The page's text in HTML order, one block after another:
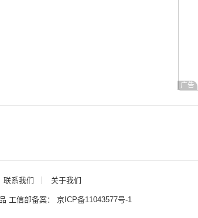
广告
联系我们 关于我们
工信部备案： 京ICP备11043577号-1